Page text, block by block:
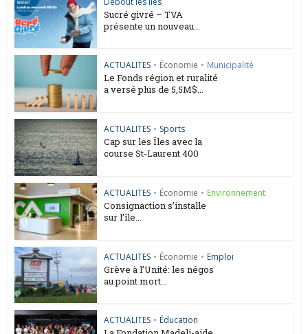
Sucré givré – TVA
présente un nouveau...
ACTUALITES • Économie • Municipalité
Le Fonds région et ruralité
a versé plus de 5,5M$...
ACTUALITES • Sports
Cap sur les Îles avec la
course St-Laurent 400
ACTUALITES • Économie • Environnement
Consignaction s’installe
sur l’île...
ACTUALITES • Économie • Emploi
Grève à l’Unité: les négos
au point mort...
ACTUALITES • Éducation